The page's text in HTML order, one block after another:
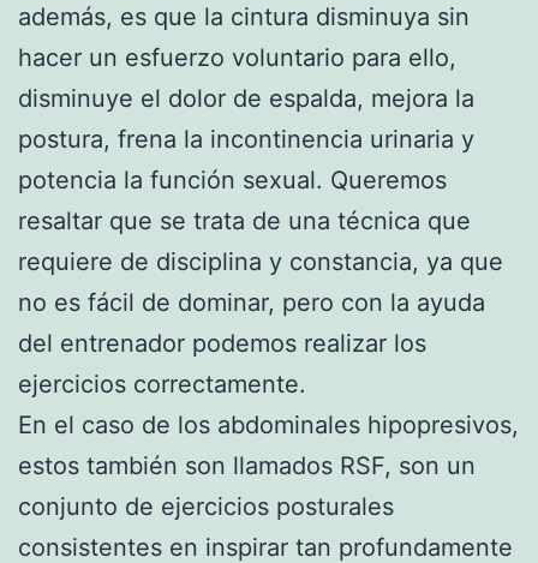
además, es que la cintura disminuya sin
hacer un esfuerzo voluntario para ello,
disminuye el dolor de espalda, mejora la
postura, frena la incontinencia urinaria y
potencia la función sexual. Queremos
resaltar que se trata de una técnica que
requiere de disciplina y constancia, ya que
no es fácil de dominar, pero con la ayuda
del entrenador podemos realizar los
ejercicios correctamente.
En el caso de los abdominales hipopresivos,
estos también son llamados RSF, son un
conjunto de ejercicios posturales
consistentes en inspirar tan profundamente